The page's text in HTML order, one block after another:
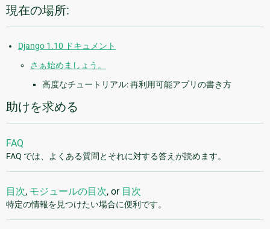
現在の場所:
Django 1.10 ドキュメント
さぁ始めましょう。
高度なチュートリアル: 再利用可能アプリの書き方
助けを求める
FAQ
FAQ では、よくある質問とそれに対する答えが読めます。
目次, モジュールの目次, or 目次
特定の情報を見つけたい場合に便利です。